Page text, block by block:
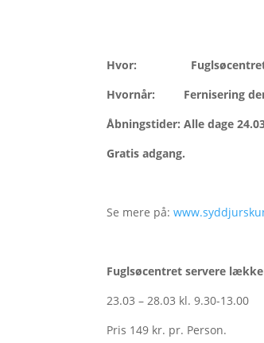
Hvor: Fuglsøcentret,
Hvornår: Fernisering den.
Åbningstider: Alle dage
Gratis adgang.
Se mere på:
Fuglsøcentret servere
23.03 – 28.03 kl. 9.30-13.00
Pris 149 kr. pr. Person.